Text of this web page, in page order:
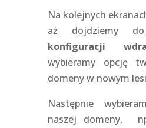
Na kolejnych
aż dojdziemy
konfiguracji
wybieramy opcję
domeny w nowym
Następnie
naszej domeny,